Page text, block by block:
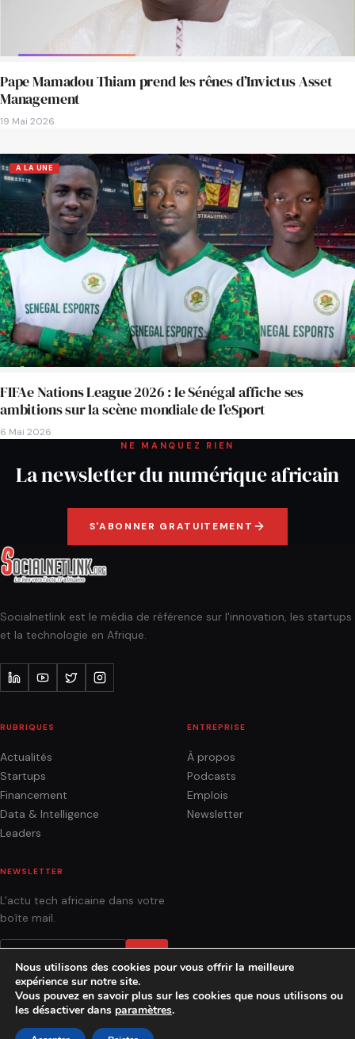
Pape Mamadou Thiam prend les rênes d’Invictus Asset
Management
19 Mai 2026
A LA UNE
FIFAe Nations League 2026 : le Sénégal affiche ses
ambitions sur la scène mondiale de l’eSport
6 Mai 2026
NE MANQUEZ RIEN
La newsletter du numérique africain
S'ABONNER GRATUITEMENT
Socialnetlink est le média de référence sur l'innovation, les startups
et la technologie en Afrique.
RUBRIQUES
Actualités
Startups
Financement
Data & Intelligence
Leaders
ENTREPRISE
À propos
Podcasts
Emplois
Newsletter
NEWSLETTER
L'actu tech africaine dans votre
boîte mail.
ACTUALITÉSANALYSES PODCASTS AGENCE
Nous utilisons des cookies pour vous offrir la meilleure
expérience sur notre site.
Vous pouvez en savoir plus sur les cookies que nous utilisons ou
les désactiver dans paramètres.